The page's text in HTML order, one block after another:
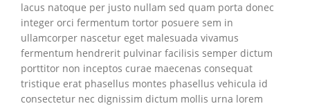
lacus natoque per justo nullam sed quam porta donec
integer orci fermentum tortor posuere sem in
ullamcorper nascetur eget malesuada vivamus
fermentum hendrerit pulvinar facilisis semper dictum
porttitor non inceptos curae maecenas consequat
tristique erat phasellus montes phasellus vehicula id
consectetur nec dignissim dictum mollis urna lorem